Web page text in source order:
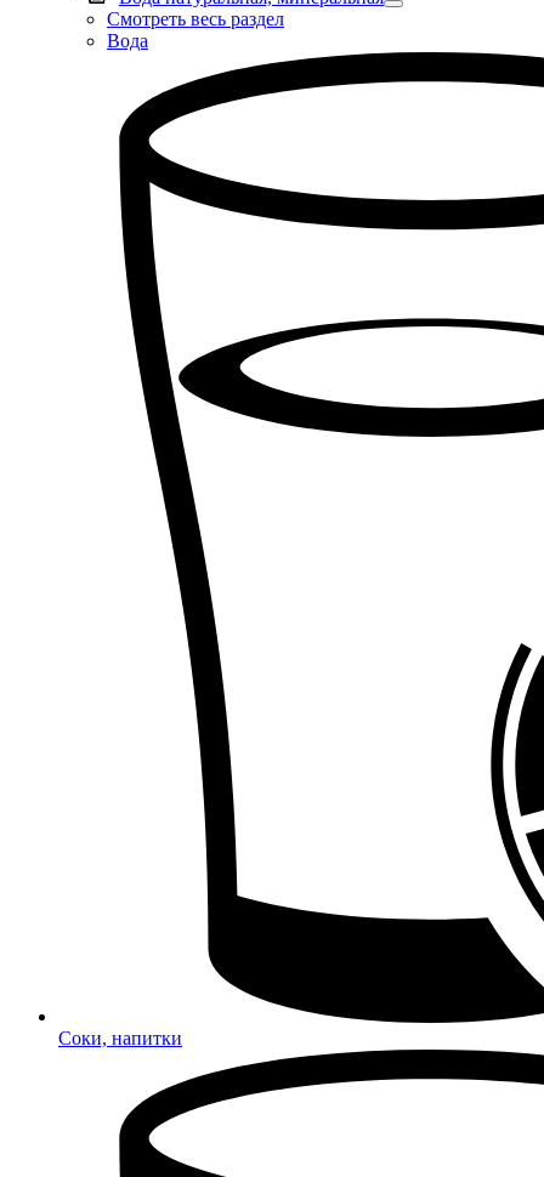
Смотреть весь раздел
Вода
Соки, напитки